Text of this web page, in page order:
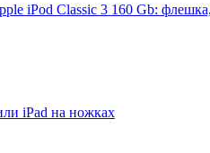
iPod Classic 3 160 Gb:
iPad на ножках